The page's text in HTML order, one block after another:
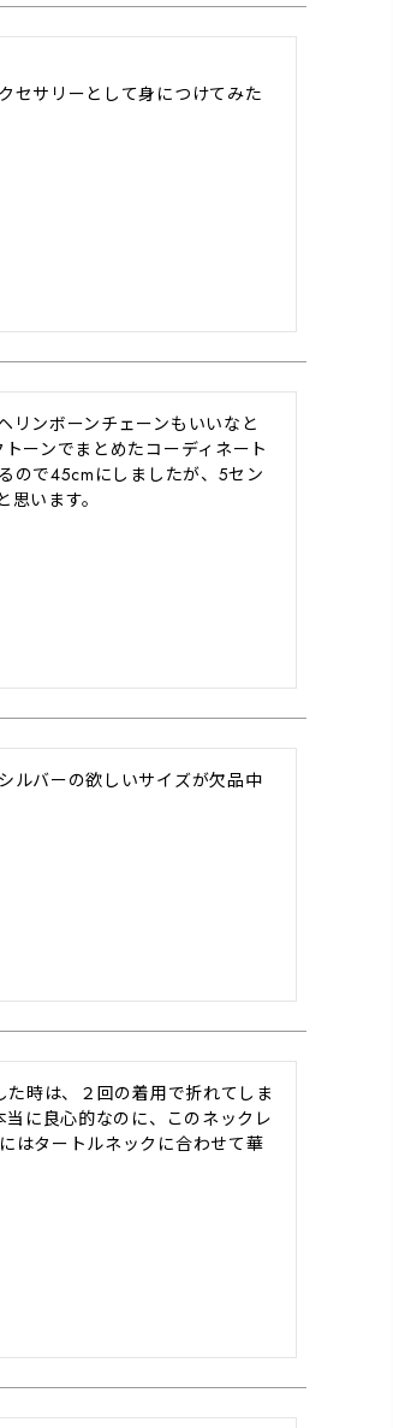
セサリーとして身につけてみた
リンボーンチェーンもいいなと
ーンでまとめたコーディネート
ので45cmにしましたが、5セン
います。
ルバーの欲しいサイズが欠品中
時は、２回の着用で折れてしま
に良心的なのに、このネックレ
はタートルネックに合わせて華